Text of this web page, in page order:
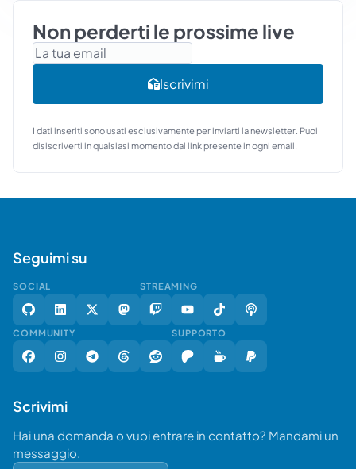
Non perderti le prossime live
Email
Iscrivimi
I dati inseriti sono usati esclusivamente per inviarti la newsletter. Puoi
disiscriverti in qualsiasi momento dal link presente in ogni email.
Seguimi su
SOCIAL STREAMING
COMMUNITY SUPPORTO
Scrivimi
Hai una domanda o vuoi entrare in contatto? Mandami un
messaggio.